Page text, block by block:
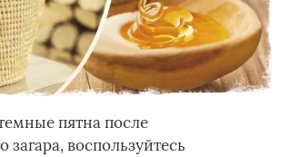
пятна после
воспользуйтесь